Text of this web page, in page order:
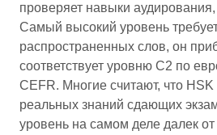
проверяет навыки
Самый высокий уровень
распространенных слов, он
соответствует уровню C2 по
CEFR. Многие считают, что
реальных знаний сдающих
уровень на самом деле далек